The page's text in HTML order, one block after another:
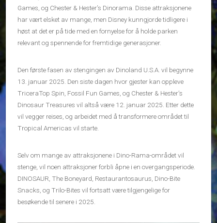
Games, og Chester & Hester’s Dinorama. Disse attraksjonene
har vært elsket av mange, men Disney kunngjorde tidligere i
høst at det er på tide med en fornyelse for å holde parken
relevant og spennende for fremtidige generasjoner.
Den første fasen av stengingen av Dinoland U.S.A. vil begynne
13. januar 2025. Den siste dagen hvor gjester kan oppleve
TriceraTop Spin, Fossil Fun Games, og Chester & Hester’s
Dinosaur Treasures vil altså være 12. januar 2025. Etter dette
vil vegger reises, og arbeidet med å transformere området til
Tropical Americas vil starte.
Selv om mange av attraksjonene i Dino-Rama-området vil
stenge, vil noen attraksjoner forbli åpne i en overgangsperiode.
DINOSAUR, The Boneyard, Restaurantosaurus, Dino-Bite
Snacks, og Trilo-Bites vil fortsatt være tilgjengelige for
besøkende til senere i 2025.